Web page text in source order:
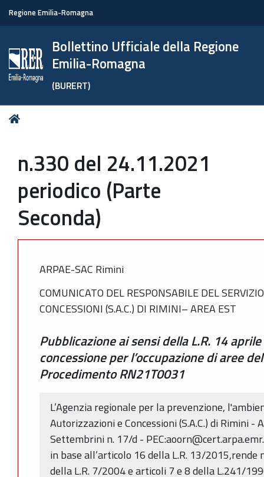
Regione Emilia-Romagna
Bollettino Ufficiale della Regione
Emilia-Romagna
(BURERT)
Tu
n.330 del 24.11.2021
periodico (Parte
Seconda)
ARPAE-SAC Rimini
COMUNICATO DEL RESPONSABILE DEL
CONCESSIONI (S.A.C.) DI RIMINI– AREA EST
Pubblicazione ai sensi della L.R. 14
concessione per l’occupazione di aree
Procedimento RN21T0031
L’Agenzia regionale per la prevenzione,
Autorizzazioni e Concessioni (S.A.C.) di Rimini -
Settembrini n. 17/d -
in base all’articolo 16 della L.R. 13/
della L.R. 7/2004 e articoli 7 e 8 della L.241/